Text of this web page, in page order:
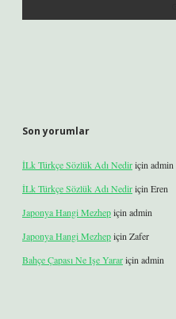
Son yorumlar
İLk Türkçe Sözlük Adı Nediriçin admin
İLk Türkçe Sözlük Adı Nediriçin Eren
Japonya Hangi Mezhepiçin admin
Japonya Hangi Mezhepiçin Zafer
Bahçe Çapası Ne Işe Yarariçin admin